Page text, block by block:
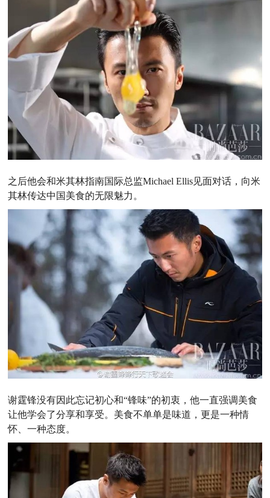
之后他会和米其林指南国际总监Michael Ellis见面对话，向米
其林传达中国美食的无限魅力。
谢霆锋没有因此忘记初心和“锋味”的初衷，他一直强调美食
让他学会了分享和享受。美食不单单是味道，更是一种情
怀、一种态度。